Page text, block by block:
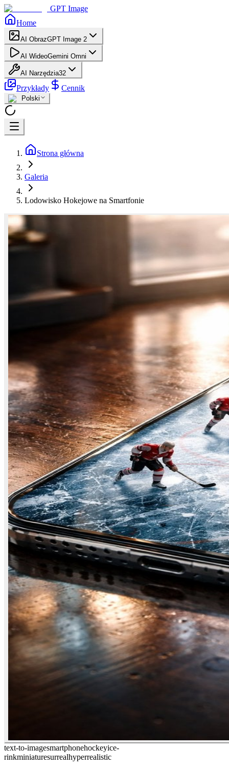
GPT Image
Home
AI ObrazGPT Image 2
AI WideoGemini Omni
AI Narzędzia32
Przykłady Cennik
Polski
Strona główna
Galeria
Lodowisko Hokejowe na Smartfonie
text-to-imagesmartphonehockeyice-
rinkminiaturesurrealhyperrealistic